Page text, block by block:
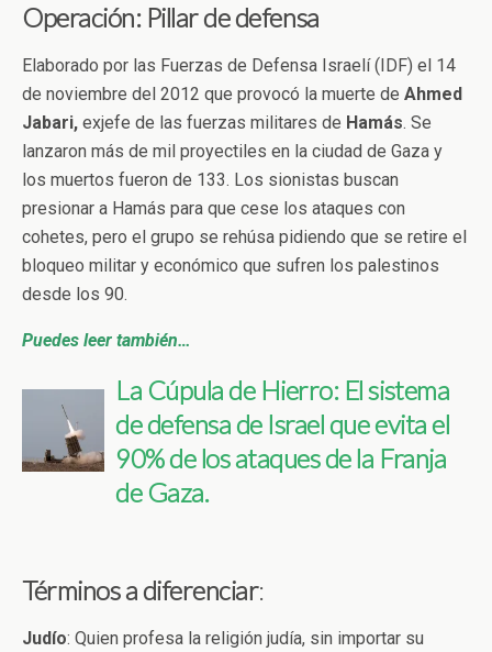
Operación: Pillar de defensa
Elaborado por las Fuerzas de Defensa Israelí (IDF) el 14
de noviembre del 2012 que provocó la muerte de Ahmed
Jabari, exjefe de las fuerzas militares de Hamás. Se
lanzaron más de mil proyectiles en la ciudad de Gaza y
los muertos fueron de 133. Los sionistas buscan
presionar a Hamás para que cese los ataques con
cohetes, pero el grupo se rehúsa pidiendo que se retire el
bloqueo militar y económico que sufren los palestinos
desde los 90.
Puedes leer también…
La Cúpula de Hierro: El sistema
de defensa de Israel que evita el
90% de los ataques de la Franja
de Gaza.
Términos a diferenciar:
Judío: Quien profesa la religión judía, sin importar su